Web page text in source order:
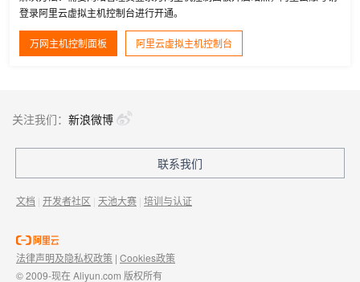
登录阿里云虚拟主机控制台进行开通。
万网主机控制面板 阿里云虚拟主机控制台